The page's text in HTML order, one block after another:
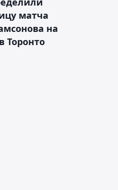
матча
на
Торонто